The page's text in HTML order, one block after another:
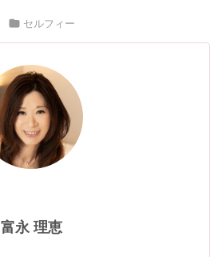
セルフィー
富永 理恵